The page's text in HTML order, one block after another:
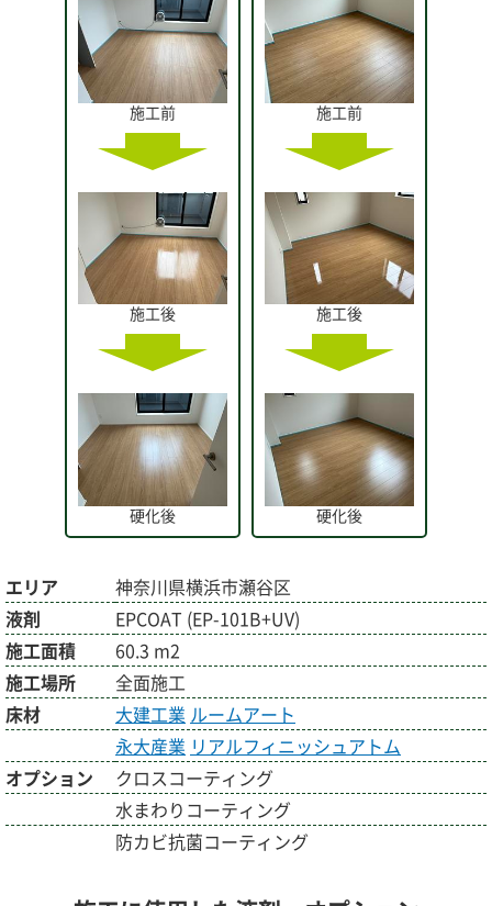
施工前
施工後
硬化後
施工前
施工後
硬化後
エリア
神奈川県横浜市瀬谷区
液剤
EPCOAT (EP-101B+UV)
施工面積
60.3 m2
施工場所
全面施工
床材
大建工業 ルームアート
永大産業 リアルフィニッシュアトム
オプション
クロスコーティング
水まわりコーティング
防カビ抗菌コーティング